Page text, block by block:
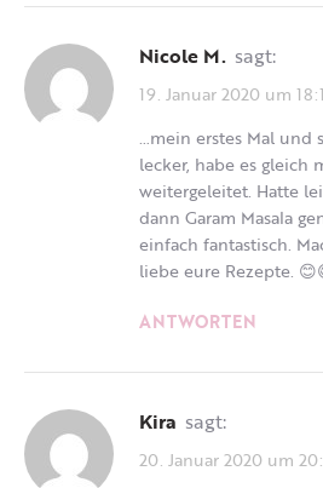
Nicole M. sagt:
19. Januar 2020 um
…mein erstes Mal und
lecker, habe es gleich
weitergeleitet. Hatte
dann Garam Masala
einfach fantastisch.
liebe eure Rezepte.
ANTWORTEN
Kira sagt:
20. Januar 2020 um